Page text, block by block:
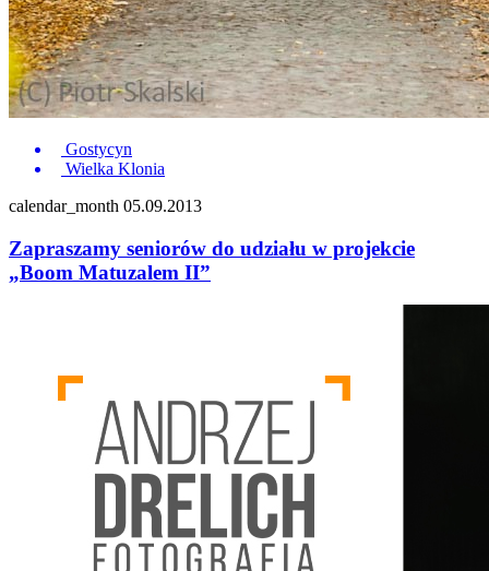
Gostycyn
Wielka Klonia
calendar_month 05.09.2013
Zapraszamy seniorów do udziału w projekcie
„Boom Matuzalem II”